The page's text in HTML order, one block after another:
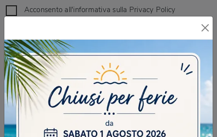
SFOGLIA I NOSTRI CATALOGHI
Acconsento all'informativa sulla Privacy Policy
Scrivere la parola "Fragole" al singolare
INVIA